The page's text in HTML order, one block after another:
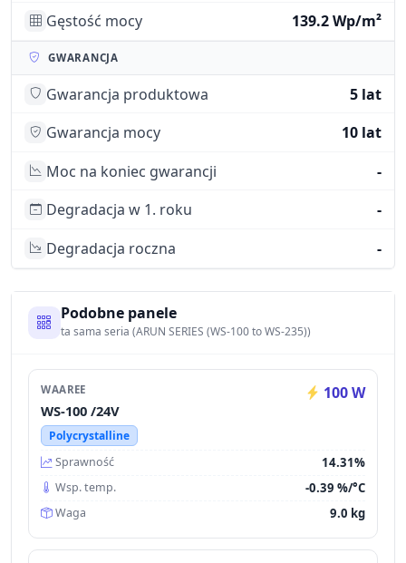
Gęstość mocy
139.2 Wp/m²
GWARANCJA
Gwarancja produktowa
5 lat
Gwarancja mocy
10 lat
Moc na koniec gwarancji
-
Degradacja w 1. roku
-
Degradacja roczna
-
Podobne panele
ta sama seria (ARUN SERIES (WS-100 to WS-235))
WAAREE 100 W
WS-100 /24V
Polycrystalline
Sprawność
14.31%
Wsp. temp. -0.39 %/°C
Waga 9.0 kg